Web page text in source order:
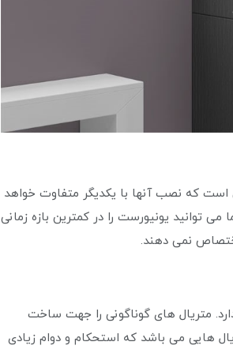
است که نصب آنها با یکدیگر متفاوت خواهد
یونیورست را در کمترین بازه زمانی
نمی‌ دهند.
متریال های گوناگونی را جهت ساخت
هایی می باشد که استحکام و دوام زیادی